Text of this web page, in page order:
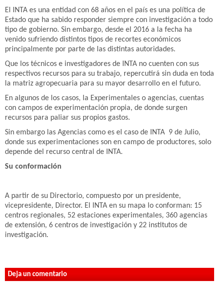
El INTA es una entidad con 68 años en el país es una política de
Estado que ha sabido responder siempre con investigación a todo
tipo de gobierno. Sin embargo, desde el 2016 a la fecha ha
venido sufriendo distintos tipos de recortes económicos
principalmente por parte de las distintas autoridades.
Que los técnicos e investigadores de INTA no cuenten con sus
respectivos recursos para su trabajo, repercutirá sin duda en toda
la matriz agropecuaria para su mayor desarrollo en el futuro.
En algunos de los casos, la Experimentales o agencias, cuentas
con campos de experimentación propia, de donde surgen
recursos para paliar sus propios gastos.
Sin embargo las Agencias como es el caso de INTA 9 de Julio,
donde sus experimentaciones son en campo de productores, solo
depende del recurso central de INTA.
Su conformación
A partir de su Directorio, compuesto por un presidente,
vicepresidente, Director. El INTA en su mapa lo conforman: 15
centros regionales, 52 estaciones experimentales, 360 agencias
de extensión, 6 centros de investigación y 22 institutos de
investigación.
Deja un comentario